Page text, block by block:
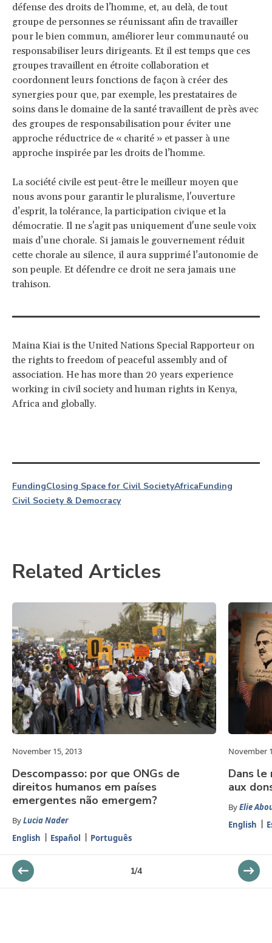
défense des droits de l’homme, et, au delà, de tout
groupe de personnes se réunissant afin de travailler
pour le bien commun, améliorer leur communauté ou
responsabiliser leurs dirigeants. Et il est temps que ces
groupes travaillent en étroite collaboration et
coordonnent leurs fonctions de façon à créer des
synergies pour que, par exemple, les prestataires de
soins dans le domaine de la santé travaillent de près avec
des groupes de responsabilisation pour éviter une
approche réductrice de « charité » et passer à une
approche inspirée par les droits de l’homme.
La société civile est peut-être le meilleur moyen que
nous avons pour garantir le pluralisme, l'ouverture
d’esprit, la tolérance, la participation civique et la
démocratie. Il ne s'agit pas uniquement d'une seule voix
mais d’une chorale. Si jamais le gouvernement réduit
cette chorale au silence, il aura supprimé l’autonomie de
son peuple. Et défendre ce droit ne sera jamais une
trahison.
Maina Kiai is the United Nations Special Rapporteur on
the rights to freedom of peaceful assembly and of
association. He has more than 20 years experience
working in civil society and human rights in Kenya,
Africa and globally.
FundingClosing Space for Civil SocietyAfricaFunding
Civil Society & Democracy
Related Articles
November 15, 2013
Descompasso: por que ONGs de
direitos humanos em países
emergentes não emergem?
ByLucia Nader
English
Español Português
November
Dans le
aux
ByElie
English
1/4